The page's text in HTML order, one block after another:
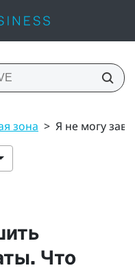
зона > Я не могу
Что